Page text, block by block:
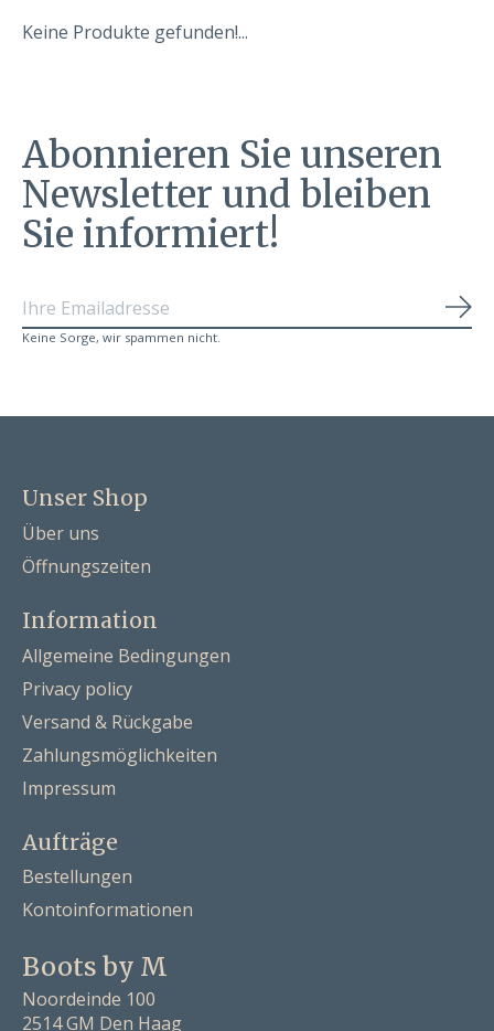
Keine Produkte gefunden!...
Abonnieren Sie unseren
Newsletter und bleiben
Sie informiert!
Keine Sorge, wir spammen nicht.
Unser Shop
Über uns
Öffnungszeiten
Information
Allgemeine Bedingungen
Privacy policy
Versand & Rückgabe
Zahlungsmöglichkeiten
Impressum
Aufträge
Bestellungen
Kontoinformationen
Boots by M
Noordeinde 100
2514 GM Den Haag